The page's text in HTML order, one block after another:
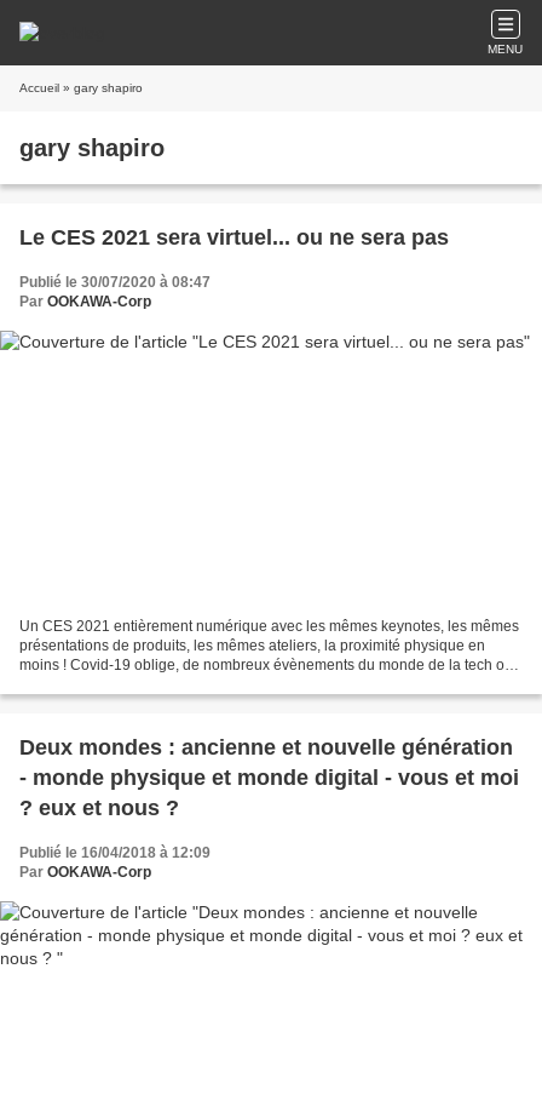
MENU
Accueil » gary shapiro
gary shapiro
Le CES 2021 sera virtuel... ou ne sera pas
Publié le 30/07/2020 à 08:47
Par OOKAWA-Corp
Un CES 2021 entièrement numérique avec les mêmes keynotes, les mêmes
présentations de produits, les mêmes ateliers, la proximité physique en
moins ! Covid-19 oblige, de nombreux évènements du monde de la tech ont
Deux mondes : ancienne et nouvelle génération
- monde physique et monde digital - vous et moi
? eux et nous ?
Publié le 16/04/2018 à 12:09
Par OOKAWA-Corp